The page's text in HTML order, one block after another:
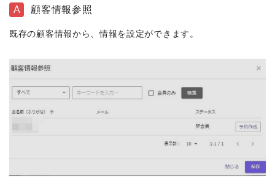
A 顧客情報参照
既存の顧客情報から、情報を設定ができます。